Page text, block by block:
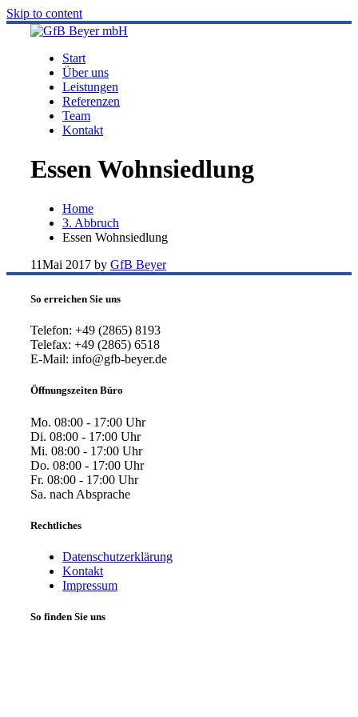
Skip to content
Start
Über uns
Leistungen
Referenzen
Team
Kontakt
Essen Wohnsiedlung
Home
3. Abbruch
Essen Wohnsiedlung
11Mai 2017 by GfB Beyer
So erreichen Sie uns
Telefon: +49 (2865) 8193
Telefax: +49 (2865) 6518
E-Mail: info@gfb-beyer.de
Öffnungszeiten Büro
Mo. 08:00 - 17:00 Uhr
Di. 08:00 - 17:00 Uhr
Mi. 08:00 - 17:00 Uhr
Do. 08:00 - 17:00 Uhr
Fr. 08:00 - 17:00 Uhr
Sa. nach Absprache
Rechtliches
Datenschutzerklärung
Kontakt
Impressum
So finden Sie uns